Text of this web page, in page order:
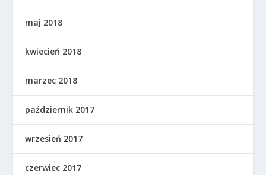
maj 2018
kwiecień 2018
marzec 2018
październik 2017
wrzesień 2017
czerwiec 2017